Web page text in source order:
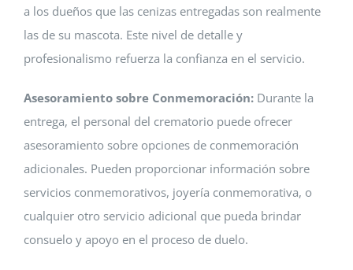
a los dueños que las cenizas entregadas son realmente
las de su mascota. Este nivel de detalle y
profesionalismo refuerza la confianza en el servicio.
Asesoramiento sobre Conmemoración:Durante la
entrega, el personal del crematorio puede ofrecer
asesoramiento sobre opciones de conmemoración
adicionales. Pueden proporcionar información sobre
servicios conmemorativos, joyería conmemorativa, o
cualquier otro servicio adicional que pueda brindar
consuelo y apoyo en el proceso de duelo.